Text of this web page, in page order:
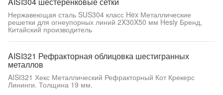
Нержавеющая сталь SUS304 класс Hex Металлические
решетки для огнеупорных линий 2X30X50 мм Hesly Бренд,
Китайский производитель
AISI321 Рефракторная облицовка шестигранных
металлов
AISI321 Хекс Металлический Рефракторный Кот Крекерс
Лининги. Толщина 19 мм.